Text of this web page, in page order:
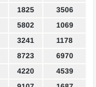
1825
3506
5802
1069
3241
1178
8723
6970
4220
4539